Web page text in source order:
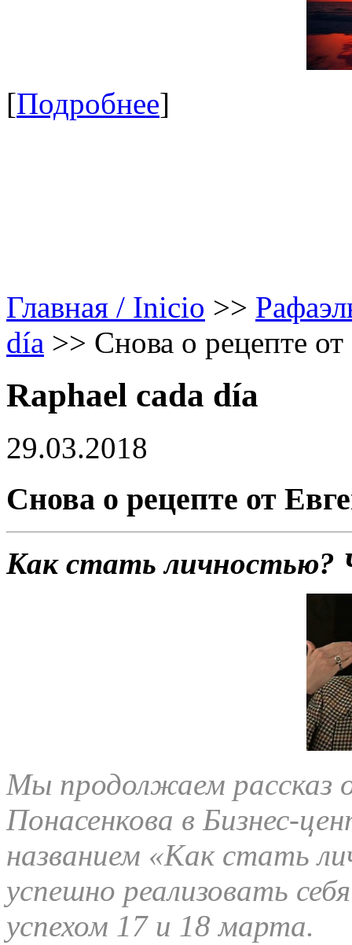
[Подробнее]
Главная / Inicio >>
día >> Снова о рецепте
Raphael cada día
29.03.2018
Снова о рецепте от
Как стать личностью?
Мы продолжаем рассказ
Понасенкова в Бизнес-
названием «Как стать
успешно реализовать
успехом 17 и 18 марта.